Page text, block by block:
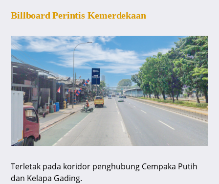
Billboard Perintis Kemerdekaan
Terletak pada koridor penghubung Cempaka Putih
dan Kelapa Gading.